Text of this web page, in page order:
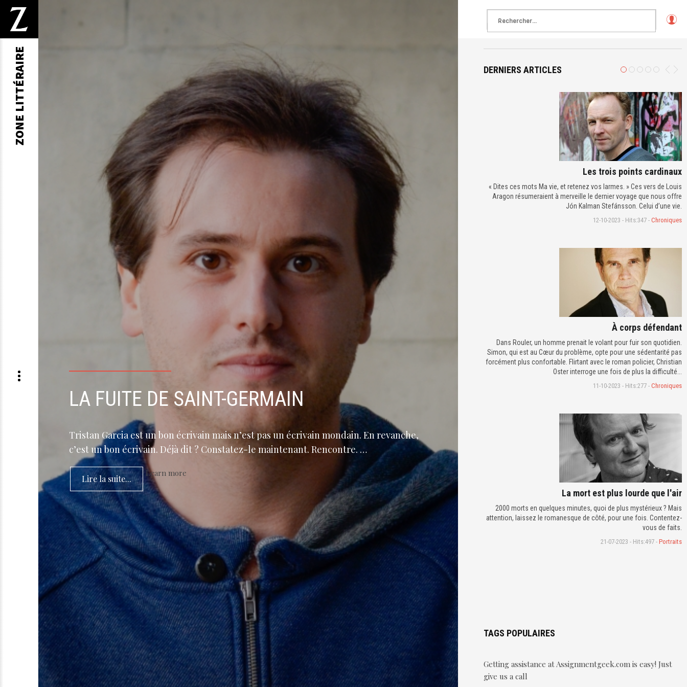
LA FUITE DE SAINT-GERMAIN
Tristan Garcia est un bon écrivain mais n’est pas un écrivain mondain. En revanche,
c’est un bon écrivain. Déjà dit ? Constatez-le maintenant. Rencontre. …
Lire la suite...
Learn more
g
DERNIERS ARTICLES
Les trois points cardinaux
« Dites ces mots Ma vie, et retenez vos larmes. » Ces vers de Louis
Aragon résumeraient à merveille le dernier voyage que nous offre
Jón Kalman Stefánsson. Celui d’une vie.
12-10-2023 - Hits:347 - Chroniques
À corps défendant
Dans Rouler, un homme prenait le volant pour fuir son quotidien.
Simon, qui est au Cœur du problème, opte pour une sédentarité pas
forcément plus confortable. Flirtant avec le roman policier, Christian
Oster interroge une fois de plus la difficulté...
11-10-2023 - Hits:277 - Chroniques
La mort est plus lourde que l'air
2000 morts en quelques minutes, quoi de plus mystérieux ? Mais
attention, laissez le romanesque de côté, pour une fois. Contentez-
vous de faits.
21-07-2023 - Hits:497 - Portraits
TAGS POPULAIRES
Getting assistance at Assignmentgeek.com is easy! Just
give us a call
ZONE LITTÉRAIRE